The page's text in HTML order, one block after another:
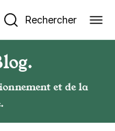
Rechercher
et de la